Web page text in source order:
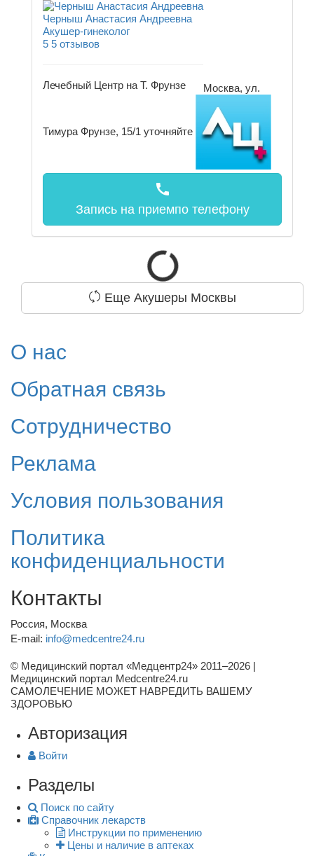
Черныш Анастасия Андреевна
Акушер-гинеколог
5 5 отзывов
Лечебный Центр на Т. Фрунзе Москва, ул.
Тимура Фрунзе, 15/1 уточняйте
call
Запись на приемпо телефону
Еще Акушеры Москвы
О нас
Обратная связь
Сотрудничество
Реклама
Условия пользования
Политика
конфиденциальности
Контакты
Россия, Москва
E-mail: info@medcentre24.ru
© Медицинский портал «Медцентр24» 2011–2026
Медицинский портал Medcentre24.ru
САМОЛЕЧЕНИЕ МОЖЕТ НАВРЕДИТЬ ВАШЕМУ
ЗДОРОВЬЮ
Авторизация
Войти
Разделы
Поиск по сайту
Справочник лекарств
Инструкции по применению
Цены и наличие в аптеках